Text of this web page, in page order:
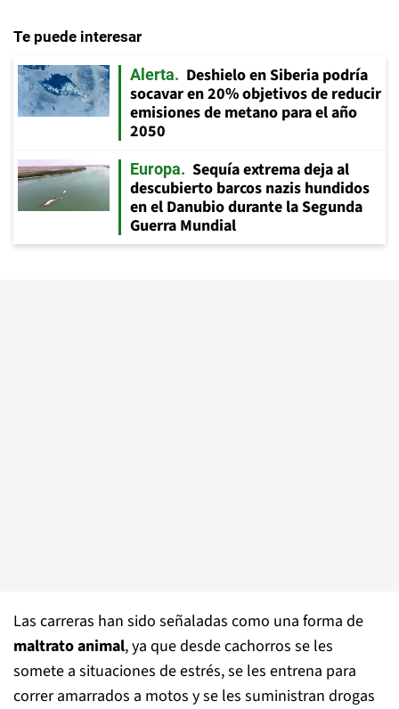
Te puede interesar
Alerta
Deshielo en Siberia podría
socavar en 20% objetivos de reducir
emisiones de metano para el año
2050
Europa
Sequía extrema deja al
descubierto barcos nazis hundidos
en el Danubio durante la Segunda
Guerra Mundial
Las carreras han sido señaladas como una forma de
maltrato animal, ya que desde cachorros se les
somete a situaciones de estrés, se les entrena para
correr amarrados a motos y se les suministran drogas